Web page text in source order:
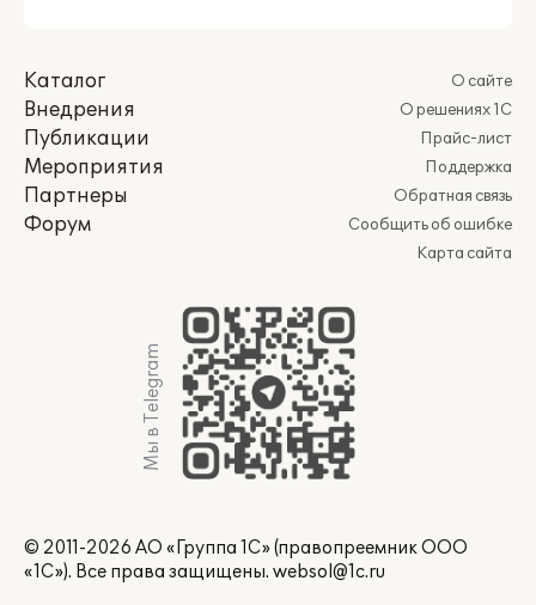
Каталог
Внедрения
Публикации
Мероприятия
Партнеры
Форум
О сайте
О решениях 1С
Прайс-лист
Поддержка
Обратная связь
Сообщить об ошибке
Карта сайта
Мы в Telegram
© 2011-2026 АО «Группа 1С» (правопреемник ООО
«1С»). Все права защищены. websol@1c.ru